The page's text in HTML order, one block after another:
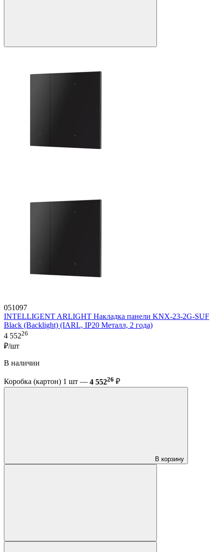
051097
INTELLIGENT ARLIGHT Накладка панели KNX-23-2G-SUF
Black (Backlight) (IARL, IP20 Металл, 2 года)
4 55226
₽/шт
В наличии
Коробка (картон) 1 шт — 4 55226 ₽
В корзину